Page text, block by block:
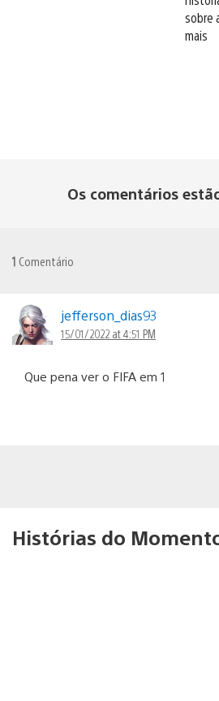
sobre
mais
Os comentários
1 Comentário
jefferson_dias93
15/01/2022 at 4:51 PM
Que pena ver o FIFA em 1
Histórias do